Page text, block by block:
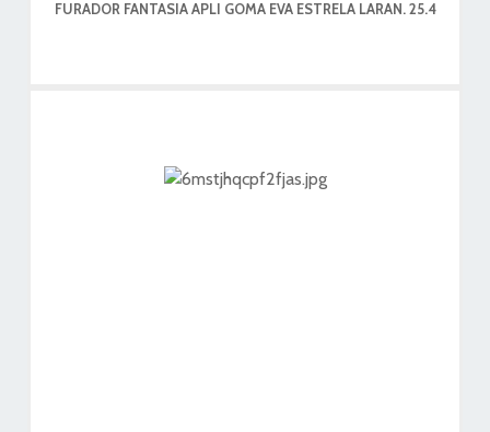
FURADOR FANTASIA APLI GOMA EVA ESTRELA LARAN. 25.4